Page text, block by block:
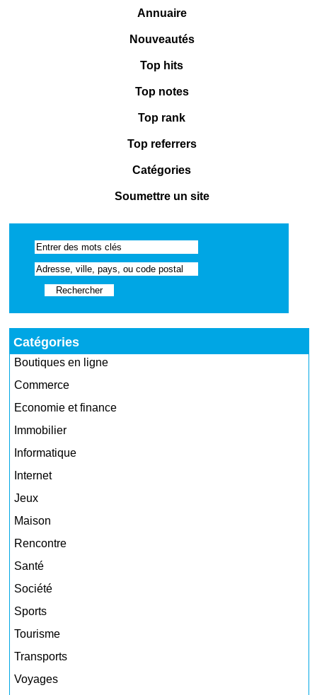
Annuaire
Nouveautés
Top hits
Top notes
Top rank
Top referrers
Catégories
Soumettre un site
Catégories
Boutiques en ligne
Commerce
Economie et finance
Immobilier
Informatique
Internet
Jeux
Maison
Rencontre
Santé
Société
Sports
Tourisme
Transports
Voyages